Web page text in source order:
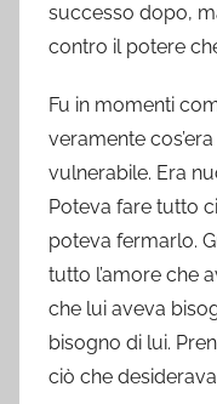
successo dopo,
contro il potere
Fu in momenti
veramente
vulnerabile. Era
Poteva fare tutto
poteva fermarlo.
tutto l’amore che
che lui aveva
bisogno di lui.
ciò che